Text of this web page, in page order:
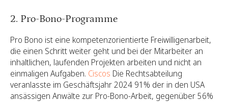
2. Pro-Bono-Programme
Pro Bono ist eine kompetenzorientierte Freiwilligenarbeit,
die einen Schritt weiter geht und bei der Mitarbeiter an
inhaltlichen, laufenden Projekten arbeiten und nicht an
einmaligen Aufgaben. Ciscos Die Rechtsabteilung
veranlasste im Geschäftsjahr 2024 91% der in den USA
ansässigen Anwälte zur Pro-Bono-Arbeit, gegenüber 56%